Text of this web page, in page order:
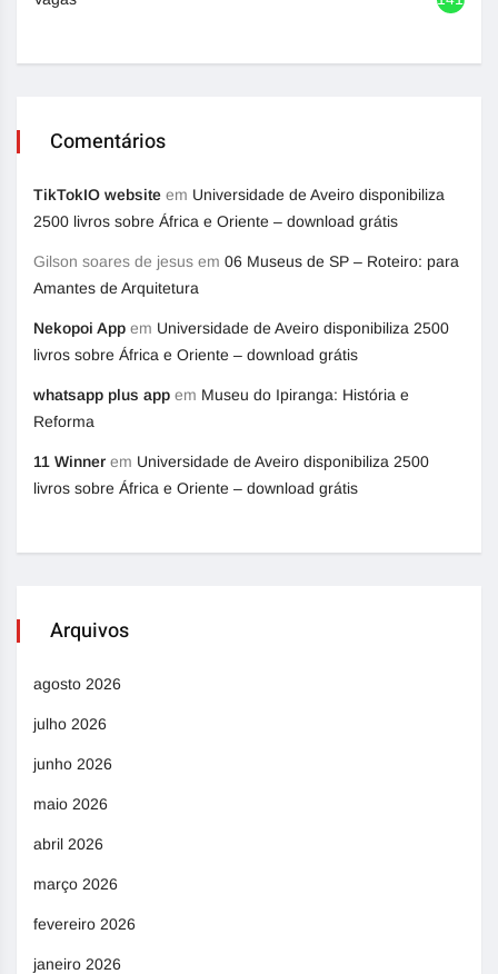
Comentários
TikTokIO website em Universidade de Aveiro disponibiliza
2500 livros sobre África e Oriente – download grátis
Gilson soares de jesus em 06 Museus de SP – Roteiro: para
Amantes de Arquitetura
Nekopoi App em Universidade de Aveiro disponibiliza 2500
livros sobre África e Oriente – download grátis
whatsapp plus app em Museu do Ipiranga: História e
Reforma
11 Winner em Universidade de Aveiro disponibiliza 2500
livros sobre África e Oriente – download grátis
Arquivos
agosto 2026
julho 2026
junho 2026
maio 2026
abril 2026
março 2026
fevereiro 2026
janeiro 2026